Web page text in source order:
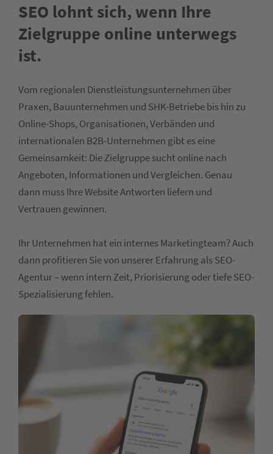
SEO lohnt sich, wenn Ihre
Zielgruppe online unterwegs
ist.
Vom regionalen Dienstleistungsunternehmen über
Praxen, Bauunternehmen und SHK-Betriebe bis hin zu
Online-Shops, Organisationen, Verbänden und
internationalen B2B-Unternehmen gibt es eine
Gemeinsamkeit: Die Zielgruppe sucht online nach
Angeboten, Informationen und Vergleichen. Genau
dann muss Ihre Website Antworten liefern und
Vertrauen gewinnen.
Ihr Unternehmen hat ein internes Marketingteam? Auch
dann profitieren Sie von unserer Erfahrung als SEO-
Agentur – wenn intern Zeit, Priorisierung oder tiefe SEO-
Spezialisierung fehlen.